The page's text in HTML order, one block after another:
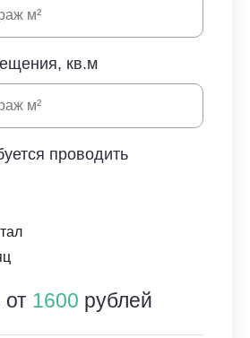
кв.м
проводить
1600 рублей